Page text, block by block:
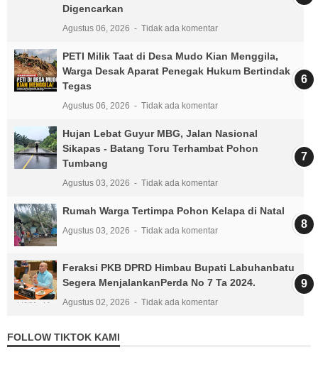
Digencarkan
Agustus 06, 2026 Tidak ada komentar
PETI Milik Taat di Desa Mudo Kian Menggila,
Warga Desak Aparat Penegak Hukum Bertindak
Tegas
Agustus 06, 2026 Tidak ada komentar
Hujan Lebat Guyur MBG, Jalan Nasional
Sikapas - Batang Toru Terhambat Pohon
Tumbang
Agustus 03, 2026 Tidak ada komentar
Rumah Warga Tertimpa Pohon Kelapa di Natal
Agustus 03, 2026 Tidak ada komentar
Feraksi PKB DPRD Himbau Bupati Labuhanbatu
Segera MenjalankanPerda No 7 Ta 2024.
Agustus 02, 2026 Tidak ada komentar
FOLLOW TIKTOK KAMI